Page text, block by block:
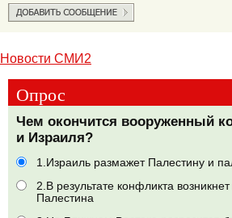
Новости СМИ2
Опрос
Чем окончится вооруженный
и Израиля?
1.Израиль размажет Палестину и
2.В результате конфликта
Палестина